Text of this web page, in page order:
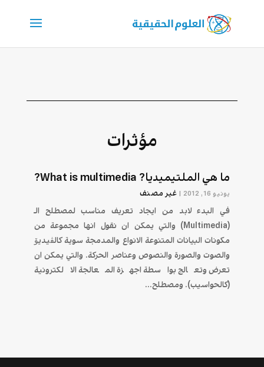
مؤثرات
ما هي الملتيميديا? What is multimedia?
يونيو 16, 2012 | غير مصنف
في البدء لابد من ايجاد تعريف مناسب لمصطلح الـ
(Multimedia) والتي يمكن ان نقول انها مجموعة من
مكونات البيانات المتنوعة الانواع والمدمجة سوية كالڤيديۆ
والصوت والصورة والنصوص وعناصر الحركة. والتي يمكن ان
تعرض وتعالج بواسطة اجهزة المعالجة الالكترونية
(كالحواسيب). ومصطلح...